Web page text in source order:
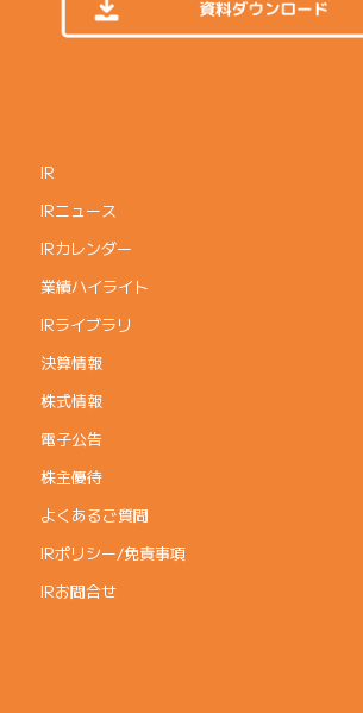
IR
IRニュース
IRカレンダー
業績ハイライト
IRライブラリ
決算情報
株式情報
電子公告
株主優待
よくあるご質問
IRポリシー/免責事項
IRお問合せ